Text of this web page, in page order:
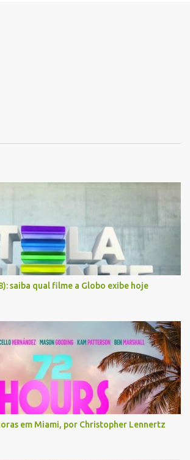
saiba qual filme a Globo exibe hoje
em Miami, por Christopher Lennertz